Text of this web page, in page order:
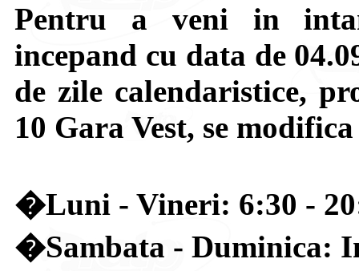
Pentru a veni in
incepand cu data de
de zile calendaristice,
10 Gara Vest, se
�Luni - Vineri: 6:30 -
�Sambata - Duminica: